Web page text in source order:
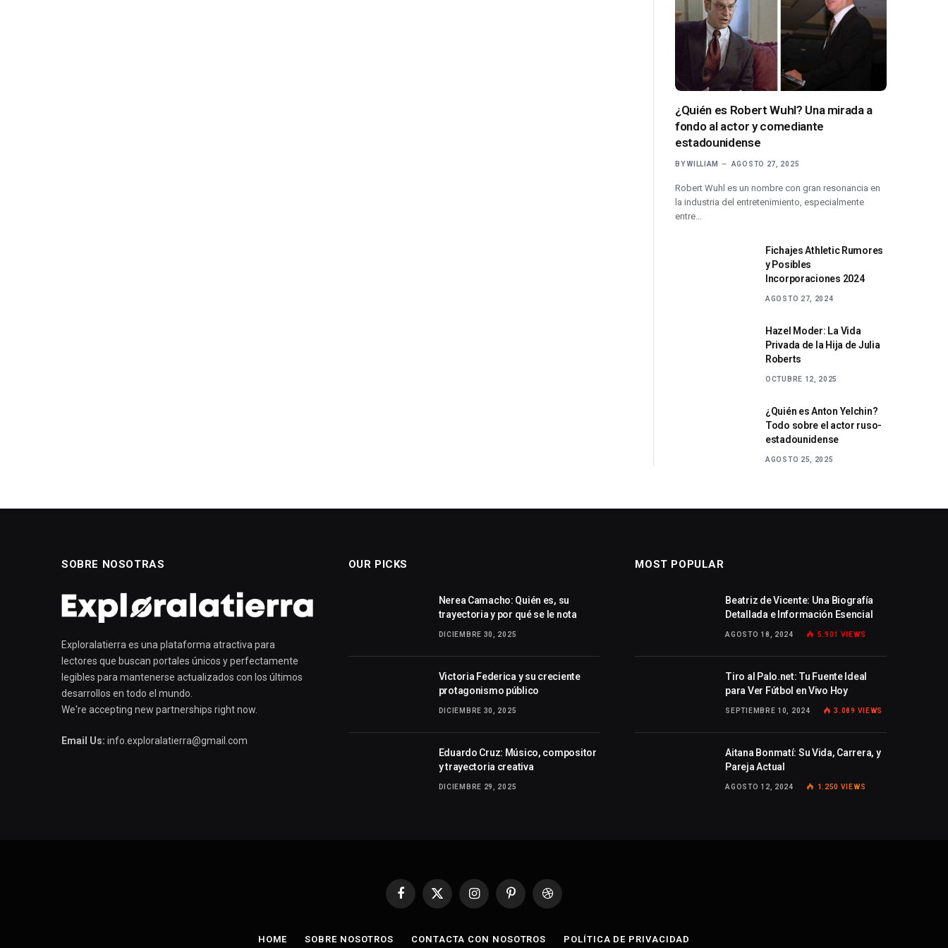
¿Quién es Robert Wuhl? Una mirada a
fondo al actor y comediante
estadounidense
BY WILLIAM AGOSTO 27, 2025
Robert Wuhl es un nombre con gran resonancia en
la industria del entretenimiento, especialmente
entre…
Fichajes Athletic Rumores
y Posibles
Incorporaciones 2024
AGOSTO 27, 2024
Hazel Moder: La Vida
Privada de la Hija de Julia
Roberts
OCTUBRE 12, 2025
¿Quién es Anton Yelchin?
Todo sobre el actor ruso-
estadounidense
AGOSTO 25, 2025
SOBRE NOSOTRAS
Exploralatierra es una plataforma atractiva para
lectores que buscan portales únicos y perfectamente
legibles para mantenerse actualizados con los últimos
desarrollos en todo el mundo.
We're accepting new partnerships right now.
Email Us: info.exploralatierra@gmail.com
OUR PICKS
Nerea Camacho: Quién es, su
trayectoria y por qué se le nota
DICIEMBRE 30, 2025
Victoria Federica y su creciente
protagonismo público
DICIEMBRE 30, 2025
Eduardo Cruz: Músico, compositor
y trayectoria creativa
DICIEMBRE 29, 2025
MOST POPULAR
Beatriz de Vicente: Una Biografía
Detallada e Información Esencial
AGOSTO 18, 2024 5.901 VIEWS
Tiro al Palo.net: Tu Fuente Ideal
para Ver Fútbol en Vivo Hoy
SEPTIEMBRE 10, 2024 3.089 VIEWS
Aitana Bonmatí: Su Vida, Carrera, y
Pareja Actual
AGOSTO 12, 2024 1.250 VIEWS
Facebook
X
InstagramPinterestDribbble
HOME SOBRE NOSOTROS CONTACTA CON NOSOTROS POLÍTICA DE PRIVACIDAD